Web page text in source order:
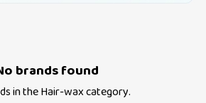
brands found
in theHair-waxcategory.